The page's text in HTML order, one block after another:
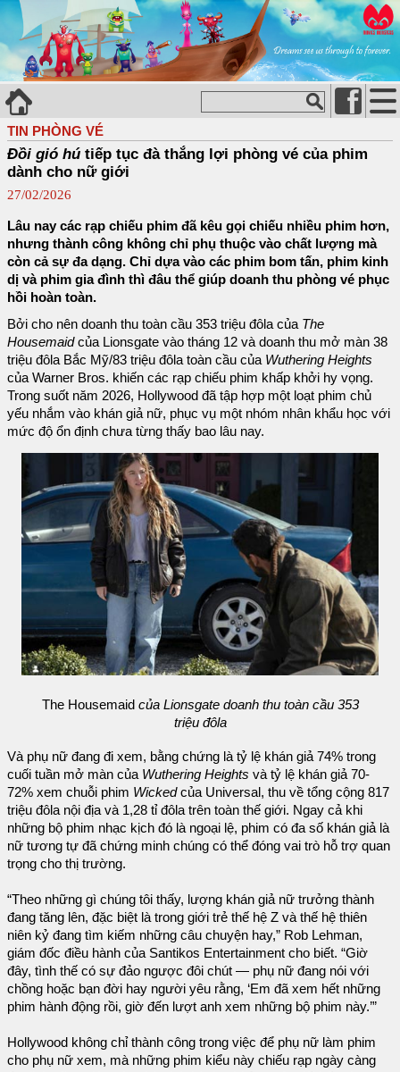
TIN PHÒNG VÉ
Đồi gió hú tiếp tục đà thắng lợi phòng vé của phim
dành cho nữ giới
27/02/2026
Lâu nay các rạp chiếu phim đã kêu gọi chiếu nhiều phim hơn,
nhưng thành công không chỉ phụ thuộc vào chất lượng mà
còn cả sự đa dạng. Chỉ dựa vào các phim bom tấn, phim kinh
dị và phim gia đình thì đâu thể giúp doanh thu phòng vé phục
hồi hoàn toàn.
Bởi cho nên doanh thu toàn cầu 353 triệu đôla của The
Housemaidcủa Lionsgate vào tháng 12 và doanh thu mở màn 38
triệu đôla Bắc Mỹ/83 triệu đôla toàn cầu của Wuthering Heights
của Warner Bros. khiến các rạp chiếu phim khấp khởi hy vọng.
Trong suốt năm 2026, Hollywood đã tập hợp một loạt phim chủ
yếu nhắm vào khán giả nữ, phục vụ một nhóm nhân khẩu học với
mức độ ổn định chưa từng thấy bao lâu nay.
The Housemaid của Lionsgate doanh thu toàn cầu 353
triệu đôla
Và phụ nữ đang đi xem, bằng chứng là tỷ lệ khán giả 74% trong
cuối tuần mở màn của Wuthering Heights và tỷ lệ khán giả 70-
72% xem chuỗi phim Wickedcủa Universal, thu về tổng cộng 817
triệu đôla nội địa và 1,28 tỉ đôla trên toàn thế giới. Ngay cả khi
những bộ phim nhạc kịch đó là ngoại lệ, phim có đa số khán giả là
nữ tương tự đã chứng minh chúng có thể đóng vai trò hỗ trợ quan
trọng cho thị trường.
“Theo những gì chúng tôi thấy, lượng khán giả nữ trưởng thành
đang tăng lên, đặc biệt là trong giới trẻ thế hệ Z và thế hệ thiên
niên kỷ đang tìm kiếm những câu chuyện hay,” Rob Lehman,
giám đốc điều hành của Santikos Entertainment cho biết. “Giờ
đây, tình thế có sự đảo ngược đôi chút — phụ nữ đang nói với
chồng hoặc bạn đời hay người yêu rằng, ‘Em đã xem hết những
phim hành động rồi, giờ đến lượt anh xem những bộ phim này.’”
Hollywood không chỉ thành công trong việc để phụ nữ làm phim
cho phụ nữ xem, mà những phim kiểu này chiếu rạp ngày càng